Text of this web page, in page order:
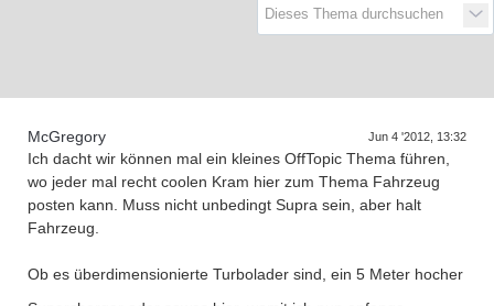
D
a
s
T
r
e
f
f
e
n
d
e
r
G
e
n
e
r
a
t
i
o
n
e
n
McGregory Jun 4 '2012, 13:32
Ich dacht wir können mal ein kleines OffTopic Thema führen,
wo jeder mal recht coolen Kram hier zum Thema Fahrzeug
posten kann. Muss nicht unbedingt Supra sein, aber halt
Fahrzeug.
Ob es überdimensionierte Turbolader sind, ein 5 Meter hocher